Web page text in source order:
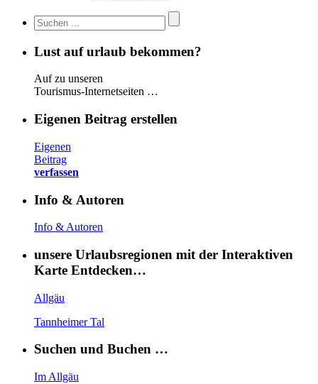
Lust auf urlaub bekommen?
Auf zu unseren
Tourismus-Internetseiten …
Eigenen Beitrag erstellen
Eigenen
Beitrag
verfassen
Info & Autoren
Info & Autoren
unsere Urlaubsregionen mit der Interaktiven
Karte Entdecken…
Allgäu
Tannheimer Tal
Suchen und Buchen …
Im Allgäu